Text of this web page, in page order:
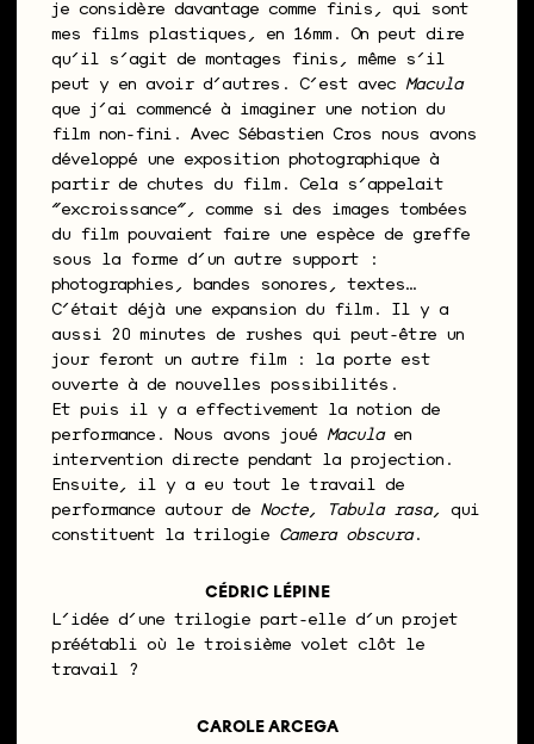
je considère davantage comme finis, qui sont
mes films plastiques, en 16mm. On peut dire
qu’il s’agit de montages finis, même s’il
peut y en avoir d’autres. C’est avec Macula
que j’ai commencé à imaginer une notion du
film non-fini. Avec Sébastien Cros nous avons
développé une exposition photographique à
partir de chutes du film. Cela s’appelait
“excroissance”, comme si des images tombées
du film pouvaient faire une espèce de greffe
sous la forme d’un autre support :
photographies, bandes sonores, textes…
C’était déjà une expansion du film. Il y a
aussi 20 minutes de rushes qui peut-être un
jour feront un autre film : la porte est
ouverte à de nouvelles possibilités.
Et puis il y a effectivement la notion de
performance. Nous avons joué Maculaen
intervention directe pendant la projection.
Ensuite, il y a eu tout le travail de
performance autour de Nocte, Tabula rasa, qui
constituent la trilogie Camera obscura.
CÉDRIC LÉPINE
L’idée d’une trilogie part-elle d’un projet
préétabli où le troisième volet clôt le
travail ?
CAROLE ARCEGA